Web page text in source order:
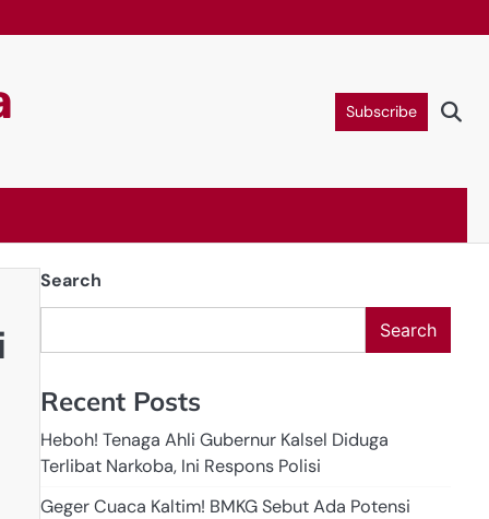
Subscribe
Search
Search
Recent Posts
Heboh! Tenaga Ahli Gubernur Kalsel Diduga
Terlibat Narkoba, Ini Respons Polisi
Geger Cuaca Kaltim! BMKG Sebut Ada Potensi